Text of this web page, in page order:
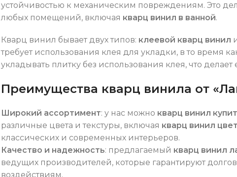
устойчивостью к механическим повреждениям. Это
любых помещений, включая кварц винил в ванной.
Кварц винил бывает двух типов: клеевой кварц винил
требует использования клея для укладки, в то время
укладывать плитку без использования клея, что
Преимущества кварц винила от
Широкий ассортимент: у нас можно кварц винил
различные цвета и текстуры, включая кварц винил
классических и современных интерьеров.
Качество и надежность: предлагаемый кварц винил
ведущих производителей, которые гарантируют
воздействиям.